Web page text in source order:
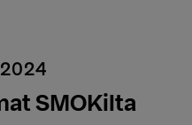
SMOKilta